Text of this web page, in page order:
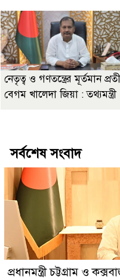
নেতৃত্ব ও গণতন্ত্রের মূর্তমান
বেগম খালেদা জিয়া : তথ্যমন্ত্রী
সর্বশেষ সংবাদ
প্রধানমন্ত্রী চট্টগ্রাম ও